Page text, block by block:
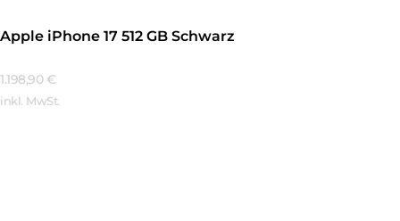
Apple iPhone 17 512 GB Schwarz
1.198,90 €
inkl. MwSt.